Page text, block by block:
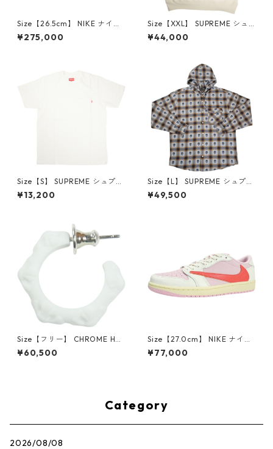
Size【26.5cm】 NIKE ナイキ
×Travis Scott AIR JORDAN 1
LOW Reverse Mocha DM786
¥275,000
Size【XXL】 SUPREME シュ
プリーム 24AW Box Logo Ho
oded Sweatshirt Stone ボッ
¥44,000
Size【S】 SUPREME シュプリ
ーム S/S Pocket Tee White T
シャツ 白 【新古品・未使用
¥13,200
Size【L】 SUPREME シュプリ
ーム ×Number (N)ine 25FW
Hooded Flannel Shirt Blue
¥49,500
Size【フリー】 CHROME HEA
RTS クロム・ハーツ CH Cross
SINGLE Hoop Earring WHITE
¥60,500
Size【27.0cm】 NIKE ナイキ
×Travis Scott AIR JORDAN 1
LOW OG SP Muslin/Shy Pink
¥77,000
Category
2026/08/08